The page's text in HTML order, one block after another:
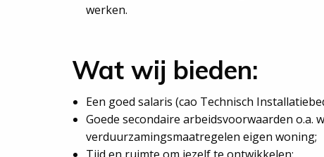
werken.
Wat wij bieden:
Een goed salaris (cao Technisch
Goede secondaire arbeidsvoorwaarden o.a.
verduurzamingsmaatregelen eigen woning;